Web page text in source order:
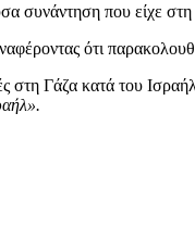
συνάντηση που είχε
ότι
Γάζα κατά του